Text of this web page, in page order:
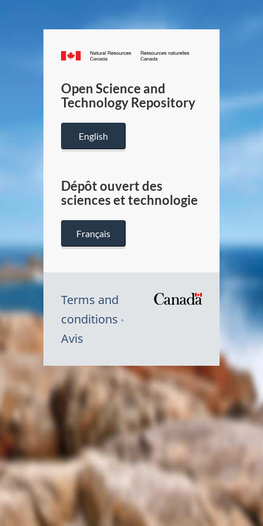
Canada.ca
/
Canada
Open Science and
Technology Repository
English
Dépôt ouvert des
sciences et technologie
Français
Terms and
conditions
Avis
Symbole
du
Canada